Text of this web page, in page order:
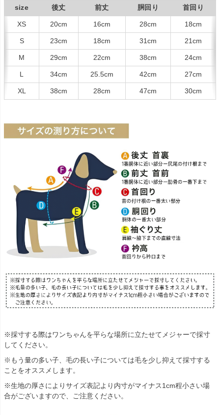
size
後丈 前丈 胴回り 首回り
XS 20cm 16cm 28cm 18cm
S 23cm 18cm 31cm 21cm
M 29cm 22cm 38cm 24cm
L 34cm 25.5cm 42cm 27cm
XL 38cm 28cm 47cm 30cm
※採寸する際はワンちゃんを平らな場所に立たせてメジャーで採寸
してください。
※もう量の多い子、毛の長い子については毛を少し抑えて採寸する
ことをオススメします。
※生地の厚さによりサイズ表記より内寸がマイナス1cm程小さい場
合がございますので、ご注意ください。